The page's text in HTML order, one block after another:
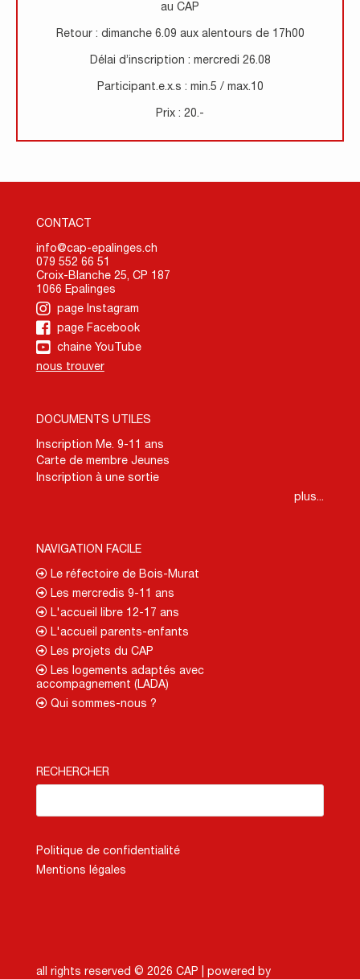
au CAP
Retour : dimanche 6.09 aux alentours de 17h00
Délai d’inscription : mercredi 26.08
Participant.e.x.s : min.5 / max.10
Prix : 20.-
CONTACT
info@cap-epalinges.ch
079 552 66 51
Croix-Blanche 25, CP 187
1066 Epalinges
page Instagram
page Facebook
chaine YouTube
nous trouver
DOCUMENTS UTILES
Inscription Me. 9-11 ans
Carte de membre Jeunes
Inscription à une sortie
plus...
NAVIGATION FACILE
Le réfectoire de Bois-Murat
Les mercredis 9-11 ans
L'accueil libre 12-17 ans
L'accueil parents-enfants
Les projets du CAP
Les logements adaptés avec
accompagnement (LADA)
Qui sommes-nous ?
RECHERCHER
Politique de confidentialité
Mentions légales
all rights reserved © 2026 CAP | powered by